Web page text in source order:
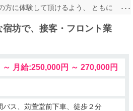
方に体験して頂けるよう、 ともに
坊で、接客・フロント業
時給:1,250円 ～ 日給:10,000円 ～ 月給:250,000円 ～ 270,000円
ス、苅萱堂前下車、徒歩２分